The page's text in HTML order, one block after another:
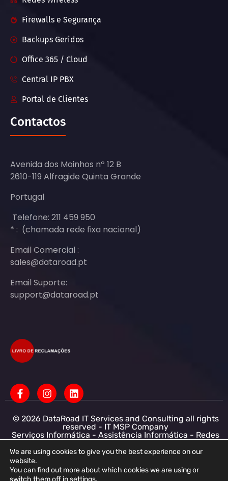
Firewalls e Segurança
Backups Geridos
Office 365 / Cloud
Central IP PBX
Portal de Clientes
Contactos
Avenida dos Moinhos nº 12 B
2610-119 Alfragide Quinta Grande
Portugal
Telefone: 211 459 950
* : (chamada rede fixa nacional)
Email Comercial :
sales@dataroad.pt
Email Suporte:
support@dataroad.pt
© 2026 DataRoad IT Services and Consulting all rights
reserved - IT MSP Company
Serviços Informática - Assistência Informática - Redes
Empresarial
DataRoad IT Services and Consulting LDA NIF:
513368078 - CAE: 62201-R4 - Capital Social :
We are using cookies to give you the best experience on our
website.
You can find out more about which cookies we are using or
switch them off insettings.